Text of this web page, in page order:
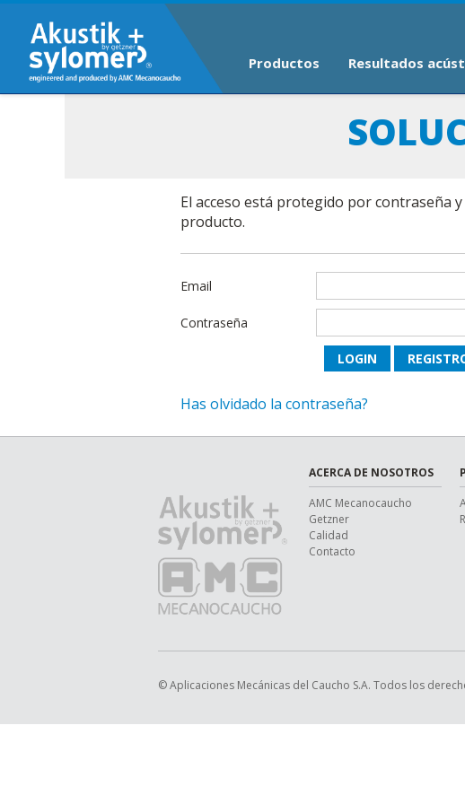
Productos Resultados
El acceso está protegido por contraseña
producto.
Email
Contraseña
Has olvidado la contraseña?
ACERCA DE NOSOTROS
AMC Mecanocaucho
Getzner
Calidad
Contacto
© Aplicaciones Mecánicas del Caucho S.A. Todos los